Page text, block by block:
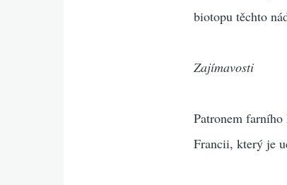
biotopu těchto
Zajímavosti
Patronem
Francii, který je